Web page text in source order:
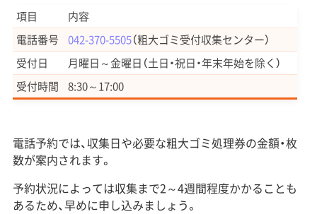
項目
内容
電話番号 042-370-5505（粗大ゴミ受付収集センター）
受付日
月曜日～金曜日（土日・祝日・年末年始を除く）
受付時間
8:30～17:00
電話予約では、収集日や必要な粗大ゴミ処理券の金額・枚
数が案内されます。
予約状況によっては収集まで2～4週間程度かかることも
あるため、早めに申し込みましょう。